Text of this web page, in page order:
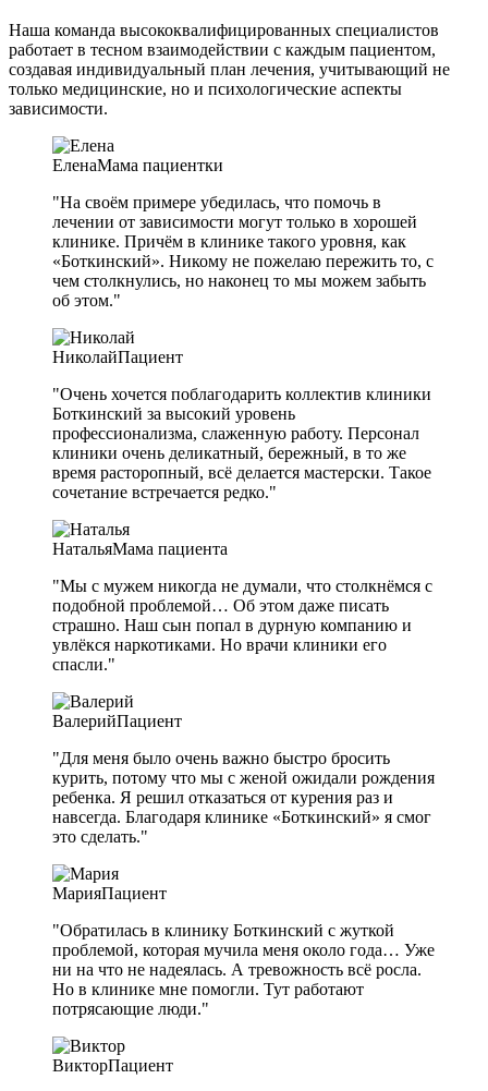
Наша команда высококвалифицированных специалистов
работает в тесном взаимодействии с каждым пациентом,
создавая индивидуальный план лечения, учитывающий не
только медицинские, но и психологические аспекты
зависимости.
ЕленаМама пациентки
"На своём примере убедилась, что помочь в
лечении от зависимости могут только в хорошей
клинике. Причём в клинике такого уровня, как
«Боткинский». Никому не пожелаю пережить то, с
чем столкнулись, но наконец то мы можем забыть
об этом."
НиколайПациент
"Очень хочется поблагодарить коллектив клиники
Боткинский за высокий уровень
профессионализма, слаженную работу. Персонал
клиники очень деликатный, бережный, в то же
время расторопный, всё делается мастерски. Такое
сочетание встречается редко."
НатальяМама пациента
"Мы с мужем никогда не думали, что столкнёмся с
подобной проблемой… Об этом даже писать
страшно. Наш сын попал в дурную компанию и
увлёкся наркотиками. Но врачи клиники его
спасли."
ВалерийПациент
"Для меня было очень важно быстро бросить
курить, потому что мы с женой ожидали рождения
ребенка. Я решил отказаться от курения раз и
навсегда. Благодаря клинике «Боткинский» я смог
это сделать."
МарияПациент
"Обратилась в клинику Боткинский с жуткой
проблемой, которая мучила меня около года… Уже
ни на что не надеялась. А тревожность всё росла.
Но в клинике мне помогли. Тут работают
потрясающие люди."
ВикторПациент